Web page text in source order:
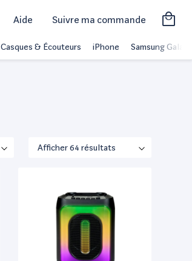
Aide Suivre ma commande
Casques & Écouteurs iPhone Samsung Galaxy